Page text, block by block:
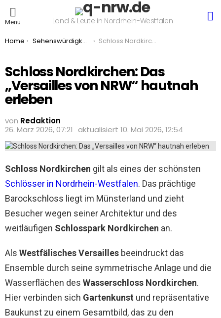
Menu Land & Leute in Nordrhein-Westfalen
You are here:
Home Sehenswürdigkeiten & Ausflugsziele Schloss Nordkirchen: Das „Versailles von NRW“ hautnah erleben
Schloss Nordkirchen: Das
„Versailles von NRW“ hautnah
erleben
von Redaktion
26. März 2026, 07:21
aktualisiert 10. Mai 2026, 12:54
Schloss Nordkirchen gilt als eines der schönsten
Schlösser in Nordrhein-Westfalen. Das prächtige
Barockschloss liegt im Münsterland und zieht
Besucher wegen seiner Architektur und des
weitläufigen Schlosspark Nordkirchen an.
Als Westfälisches Versailles beeindruckt das
Ensemble durch seine symmetrische Anlage und die
Wasserflächen des Wasserschloss Nordkirchen.
Hier verbinden sich Gartenkunst und repräsentative
Baukunst zu einem Gesamtbild, das zu den